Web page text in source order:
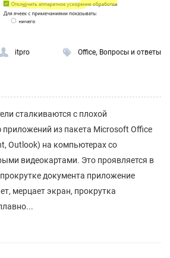
itpro Office, Вопросы и ответы
сталкиваются с плохой
приложений из пакета Microsoft Office
Outlook) на компьютерах со
видеокартами. Это проявляется в
документа приложение
мерцает экран, прокрутка